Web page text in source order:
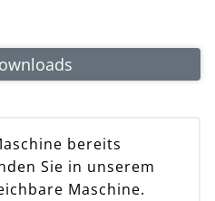
bereits
Sie in unserem
Maschine.